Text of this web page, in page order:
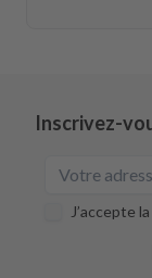
Inscrivez-
J’accepte la